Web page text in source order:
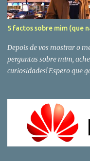
5 factos sobre mim (que
Depois de vos mostrar o
perguntas sobre mim,
curiosidades! Espero que